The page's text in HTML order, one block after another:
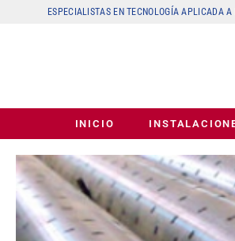
ESPECIALISTAS EN TECNOLOGÍA APLICADA
INICIO